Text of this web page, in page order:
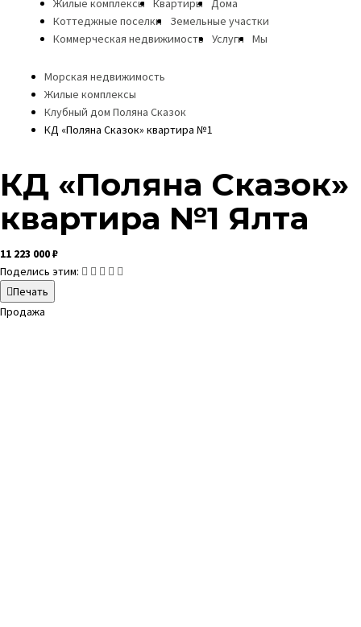
Жилые комплексы Квартиры
Дома
Коттеджные поселки
Земельные участки
Коммерческая недвижимость
Услуги Мы
Морская недвижимость
Жилые комплексы
Клубный дом Поляна Сказок
КД «Поляна Сказок» квартира №1
КД «Поляна Сказок»
квартира №1 Ялта
11 223 000 ₽
Поделись этим:
Печать
Продажа